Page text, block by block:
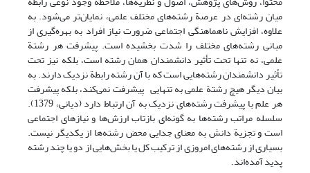
میان رشته‌ای در عرصة رشته‌های مختلف علمی، نمایان‌تر می‌شود. به
علاوه، افزایش ناهماهنگی اجتماعی ضرورت نیاز افراد به بهره‌گیری از
مبانی رشته‌های مختلف را شدت بخشیده است. پیشرفت هر رشتة
علمی، نه تنها تحت تأثیر دانشمندان همان رشته است، بلکه نیز تحت
تأثیر دانشمندان رشته‌هایی است که با آن رشته رابطة نزدیک دارند. به
بیان دیگر هیچ رشتة علمی به تنهایی پیشرفت نمی‌کند، بلکه پیشرفت
هر علم با پیشرفت رشته‌های نزدیک به آن ارتباط دارد (دیانی، 1379).
سلسله مراتب رشته‌ها به گونه‌ای بازتاب ارزش‌ها و نیازهای اجتماعی
است و تجزیة دانش به معنای جدایی محض رشته‌ها از یکدیگر نیست.
بسیاری از رشته‌های امروزی از ترکیب کل یا بخش‌هایی از دو یا چند رشته
پدید آمده‌اند.